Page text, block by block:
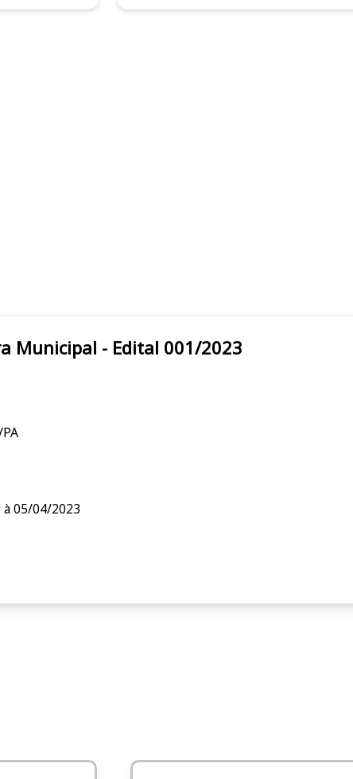
Municipal - Edital 001/2023
05/04/2023